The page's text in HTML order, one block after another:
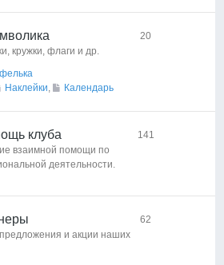
кружки, флаги и др.
Наклейки, Календарь
20
клуба
взаимной помощи по
деятельности.
141
и акции наших
62